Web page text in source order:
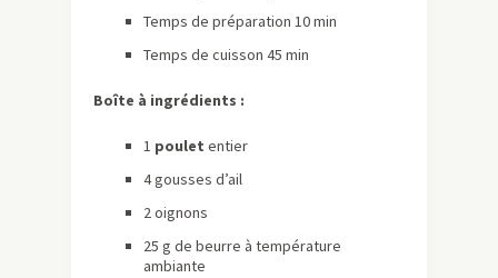
Temps de préparation 10 min
Temps de cuisson 45 min
Boîte à ingrédients :
1 poulet entier
4 gousses d’ail
2 oignons
25 g de beurre à température
ambiante